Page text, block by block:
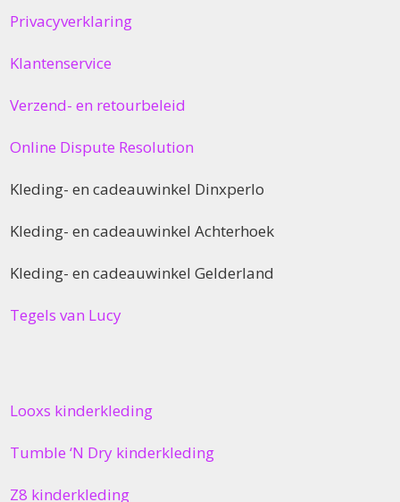
Privacyverklaring
Klantenservice
Verzend- en retourbeleid
Online Dispute Resolution
Kleding- en cadeauwinkel Dinxperlo
Kleding- en cadeauwinkel Achterhoek
Kleding- en cadeauwinkel Gelderland
Tegels van Lucy
Looxs kinderkleding
Tumble ‘N Dry kinderkleding
Z8 kinderkleding